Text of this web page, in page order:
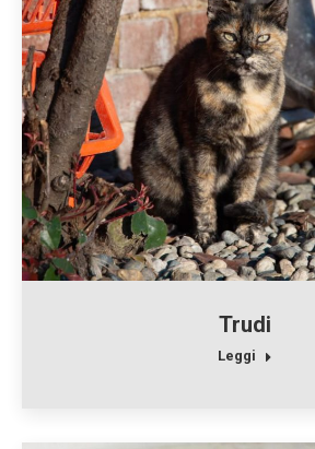
Trudi
Leggi